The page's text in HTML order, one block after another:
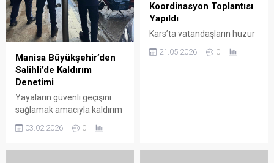
Manisa Büyükşehir’den
Salihli’de Kaldırım
Denetimi
Yayaların güvenli geçişini
sağlamak amacıyla kaldırım
denetimlerini aralıksız
03.02.2026 0
Koordinasyon Toplantısı
Yapıldı
Kars’ta vatandaşların huzur
sağlanmasına yönelik
21.05.2026 0